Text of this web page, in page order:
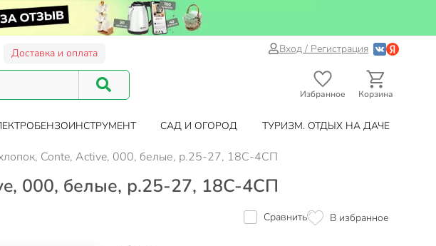
Доставка и оплата Вход / Регистрация
Избранное Корзина
САД И ОГОРОД ТУРИЗМ. ОТДЫХ НА ДАЧЕ
Conte, Active, 000, белые, р.25-27, 18C-4CП
000, белые, р.25-27, 18C-4CП
Сравнить В избранное